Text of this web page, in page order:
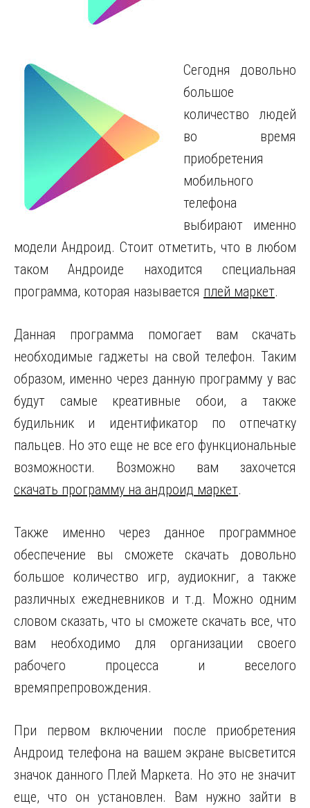
Сегодня довольно
большое
количество людей
во время
приобретения
мобильного
телефона
выбирают именно
модели Андроид. Стоит отметить, что в любом
таком Андроиде находится специальная
программа, которая называется плей маркет.
Данная программа помогает вам скачать
необходимые гаджеты на свой телефон. Таким
образом, именно через данную программу у вас
будут самые креативные обои, а также
будильник и идентификатор по отпечатку
пальцев. Но это еще не все его функциональные
возможности. Возможно вам захочется
скачать программу на андроид маркет.
Также именно через данное программное
обеспечение вы сможете скачать довольно
большое количество игр, аудиокниг, а также
различных ежедневников и т.д. Можно одним
словом сказать, что ы сможете скачать все, что
вам необходимо для организации своего
рабочего процесса и веселого
времяпрепровождения.
При первом включении после приобретения
Андроид телефона на вашем экране высветится
значок данного Плей Маркета. Но это не значит
еще, что он установлен. Вам нужно зайти в